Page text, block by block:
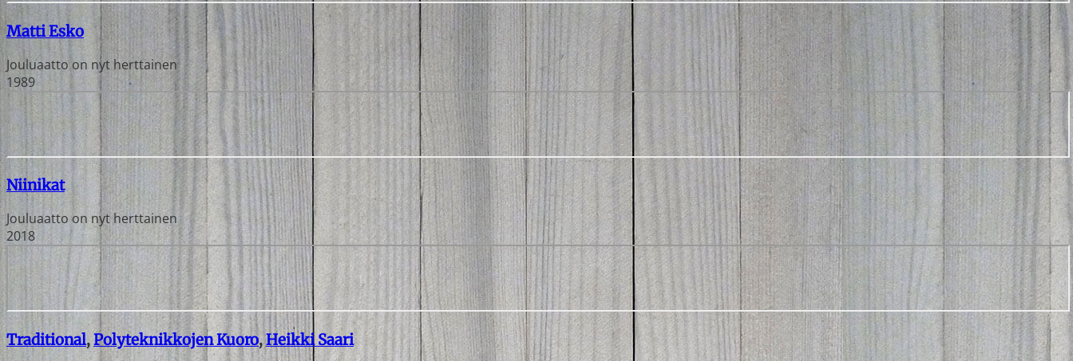
Matti Esko
Jouluaatto on nyt herttainen
1989
Niinikat
Jouluaatto on nyt herttainen
2018
Traditional,Polyteknikkojen Kuoro,Heikki Saari